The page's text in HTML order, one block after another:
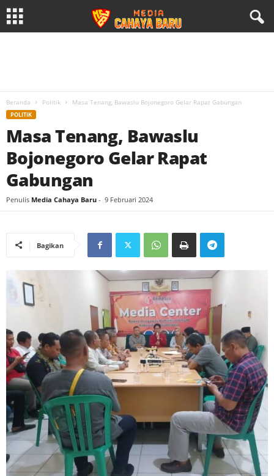
Beranda Politik Masa Tenang, Bawaslu Bojonegoro Gelar Rapat Gabungan
POLITIK
Masa Tenang, Bawaslu
Bojonegoro Gelar Rapat
Gabungan
Penulis Media Cahaya Baru - 9 Februari 2024
Bagikan